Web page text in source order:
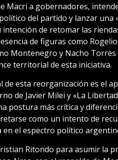
Macri a gobernadores,
del partido y lanzar una
intención de retomar las
de figuras como
Montenegro y Nacho
territorial de esta iniciativa.
de esta reorganización es el
de Javier Milei y «La
postura más crítica y
como un intento de
en el espectro político
Ritondo para asumir la